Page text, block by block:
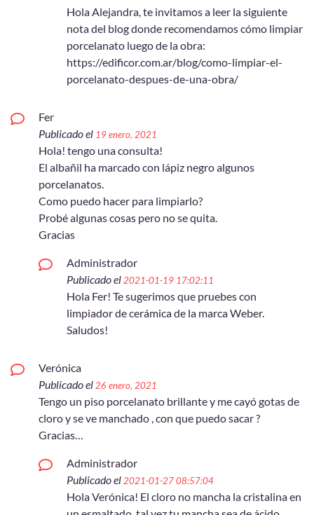
Hola Alejandra, te invitamos a leer la siguiente
nota del blog donde recomendamos cómo limpiar
porcelanato luego de la obra:
https://edificor.com.ar/blog/como-limpiar-el-
porcelanato-despues-de-una-obra/
Fer
Publicado el 19 enero, 2021
Hola! tengo una consulta!
El albañil ha marcado con lápiz negro algunos
porcelanatos.
Como puedo hacer para limpiarlo?
Probé algunas cosas pero no se quita.
Gracias
Administrador
Publicado el 2021-01-19 17:02:11
Hola Fer! Te sugerimos que pruebes con
limpiador de cerámica de la marca Weber.
Saludos!
Verónica
Publicado el 26 enero, 2021
Tengo un piso porcelanato brillante y me cayó gotas de
cloro y se ve manchado , con que puedo sacar ?
Gracias…
Administrador
Publicado el 2021-01-27 08:57:04
Hola Verónica! El cloro no mancha la cristalina en